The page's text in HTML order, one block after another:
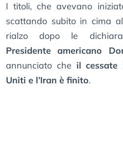
I titoli, che avevano
scattando subito in cima
rialzo dopo le
Presidente americano
annunciato che il
Uniti e l’Iran è finito.